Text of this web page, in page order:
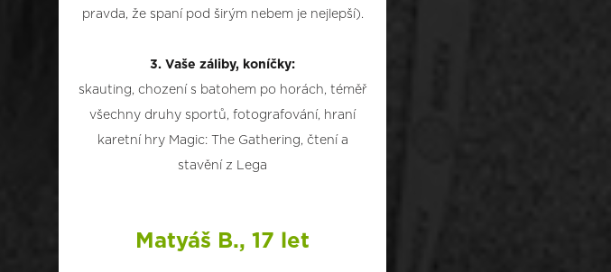
Matyáš B., 17 let
pravda, že spaní pod širým nebem je nejlepší).
3. Vaše záliby, koníčky:
skauting, chození s batohem po horách, téměř
všechny druhy sportů, fotografování, hraní
karetní hry Magic: The Gathering, čtení a
stavění z Lega